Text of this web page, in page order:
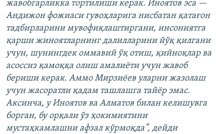
жавобгарликка тортилиши керак. Иноятов эса —
Андижон фожиаси гувоҳларига нисбатан қатағон
тадбирларини мувофиқлаштиргани, инсониятга
қарши жиноятларнинг далилларини йўқ қилгани
учун, шунингдек оммавий ўқ отиш, қийноқлар ва
асоссиз қамоққа олиш амалиёти учун жавоб
бериши керак. Аммо Мирзиёев уларни жазолаш
учун жасоратли қадам ташлашга тайёр эмас.
Аксинча, у Иноятов ва Алматов билан келишувга
борган, бу орқали ўз ҳокимиятини
мустаҳкамлашни афзал кўрмоқда”, дейди